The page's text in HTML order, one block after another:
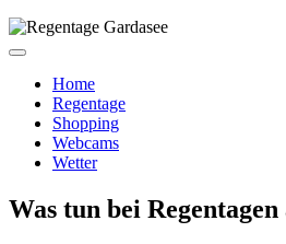
Home
Regentage
Shopping
Webcams
Wetter
Was tun bei